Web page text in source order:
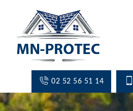
02 52 56 51 14